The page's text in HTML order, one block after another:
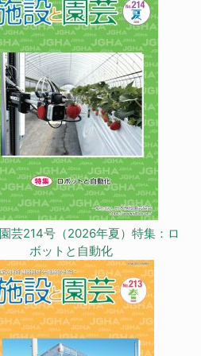
芸214号（2026年夏）特集：ロ
ボットと自動化